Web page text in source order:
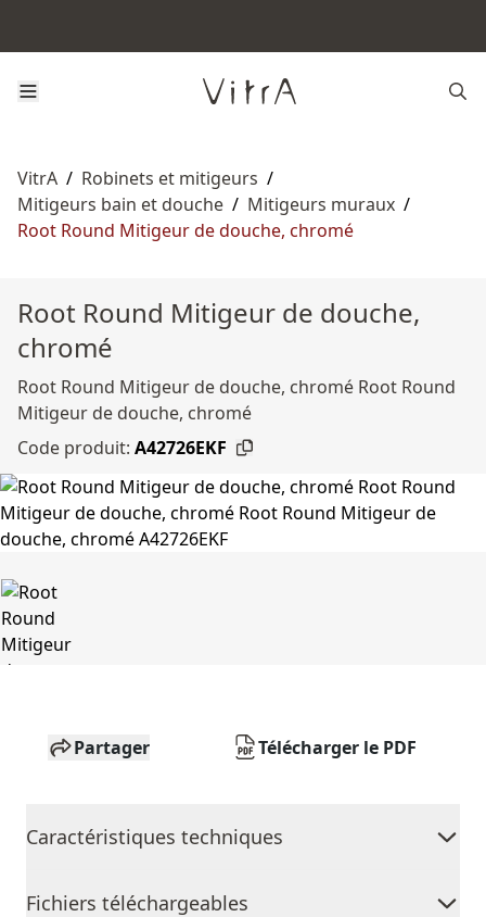
VitrA / Robinets et mitigeurs /
Mitigeurs bain et douche / Mitigeurs muraux /
Root Round Mitigeur de douche, chromé
Root Round Mitigeur de douche,
chromé
Root Round Mitigeur de douche, chromé Root Round
Mitigeur de douche, chromé
Code produit: A42726EKF
Partager Télécharger le PDF
Caractéristiques techniques
Fichiers téléchargeables